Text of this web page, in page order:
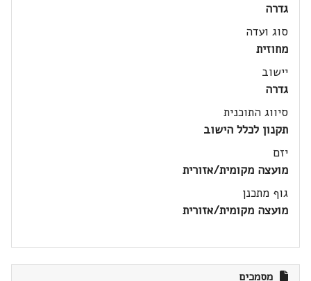
גדרה
סוג ועדה
מחוזית
יישוב
גדרה
סיווג התוכנית
תקנון לכלל הישוב
יזם
מועצה מקומית/אזורית
גוף מתכנן
מועצה מקומית/אזורית
מסמכים